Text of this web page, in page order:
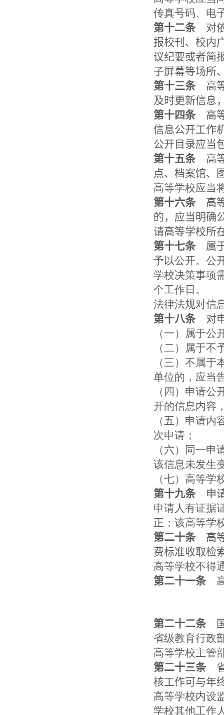
传真号码、电
第十二条对依
报校刊、校内
议纪要或者简
子屏幕等场所
第十三条高等
及时更新信息
第十四条高等
信息公开工作
公开目录应当
第十五条高等
点、档案馆、
高等学校应当
第十六条高等
的，应当明确
请高等学校所
第十七条 属
予以公开。公
学校决策事项
个工作日。
法律法规对信
第十八条对申
（一）属于
（二）属于
（三）不属
单位的，应当
（四）申请
开的信息内容
（五）申请
次申请；
（六）同一
该信息未发生
（七）高等
第十九条申请
申请人有证据
正；该高等学
第二十条高等
费标准收取检
高等学校不得
第二十一条高
第二十二条国
省级教育行政
高等学校主管
第二十三条省
核工作可与年
高等学校内设
学校其他工作